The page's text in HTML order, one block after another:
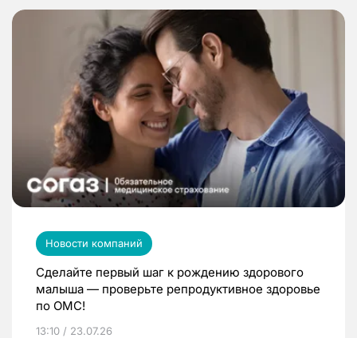
Новости компаний
Сделайте первый шаг к рождению здорового
малыша — проверьте репродуктивное здоровье
по ОМС!
13:10 / 23.07.26